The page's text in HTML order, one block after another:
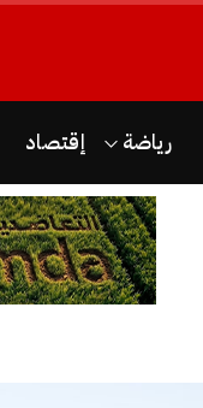
رياضة إقتصاد